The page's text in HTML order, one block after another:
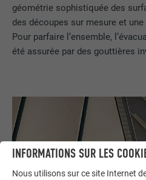
géométrie sophistiquée des
des découpes sur mesure et
Pour parfaire l’ensemble,
été assurée par des gouttières
INFORMATIONS SUR LES
Nous utilisons sur ce site Internet